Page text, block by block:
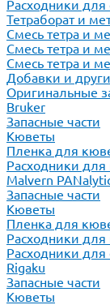
Расходники для
Тетраборат и
Смесь тетра и
Смесь тетра и
Смесь тетра и
Добавки и
Оригинальные
Bruker
Запасные части
Кюветы
Пленка для
Расходники для
Malvern
Запасные части
Кюветы
Пленка для
Расходники для
Расходники для
Rigaku
Запасные части
Кюветы